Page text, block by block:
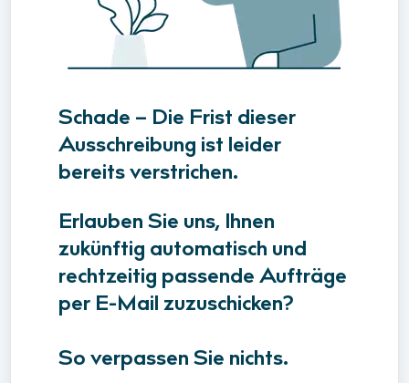
Schade – Die Frist dieser
Ausschreibung ist leider
bereits verstrichen.
Erlauben Sie uns, Ihnen
zukünftig automatisch und
rechtzeitig passende Aufträge
per E-Mail zuzuschicken?
So verpassen Sie nichts.